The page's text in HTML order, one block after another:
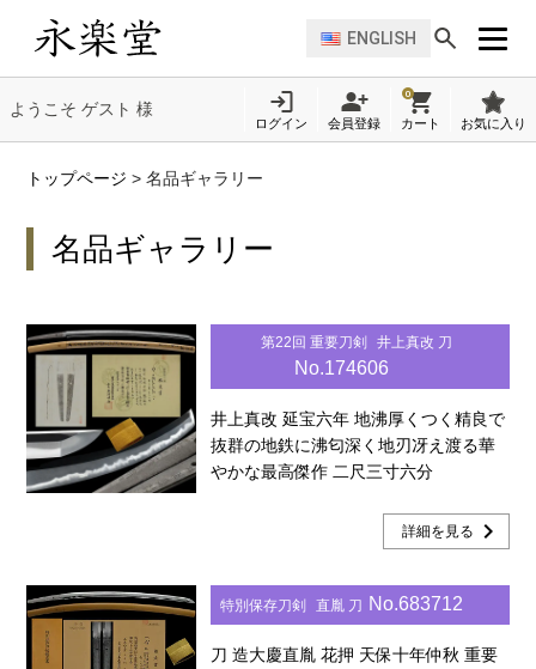
ENGLISH
ようこそ ゲスト 様
ログイン 会員登録
0
カート お気に入り
トップページ >名品ギャラリー
名品ギャラリー
第22回 重要刀剣 井上真改 刀
No.174606
井上真改 延宝六年 地沸厚くつく精良で
抜群の地鉄に沸匂深く地刃冴え渡る華
やかな最高傑作 二尺三寸六分
詳細を見る chevron_right
特別保存刀剣 直胤 刀 No.683712
刀 造大慶直胤 花押 天保十年仲秋 重要